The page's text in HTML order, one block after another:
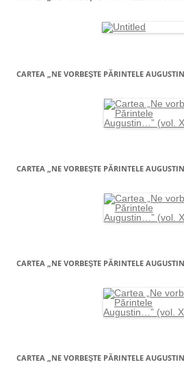
CARTEA „NE VORBEŞTE PĂRINTELE
CARTEA „NE VORBEŞTE PĂRINTELE
CARTEA „NE VORBEŞTE PĂRINTELE
CARTEA „NE VORBEŞTE PĂRINTELE